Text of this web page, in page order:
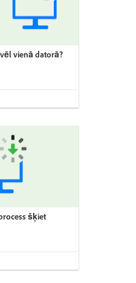
vienā datorā?
šķiet